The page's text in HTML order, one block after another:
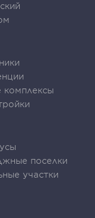
поселки
участки